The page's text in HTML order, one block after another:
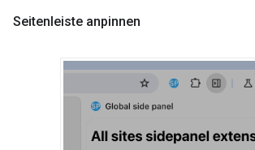
Seitenleiste anpinnen